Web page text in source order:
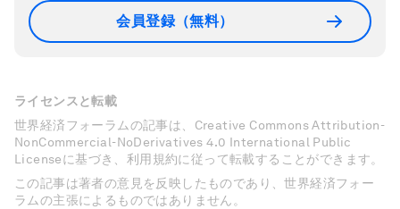
会員登録（無料）
ライセンスと転載
世界経済フォーラムの記事は、Creative Commons Attribution-
NonCommercial-NoDerivatives 4.0 International Public
Licenseに基づき、利用規約に従って転載することができます。
この記事は著者の意見を反映したものであり、世界経済フォー
ラムの主張によるものではありません。